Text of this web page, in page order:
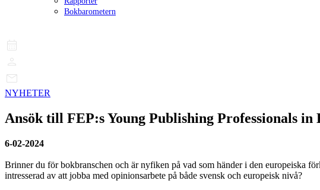
Bokbarometern
NYHETER
Ansök till FEP:s Young Publishing Professionals in
6-02-2024
Brinner du för bokbranschen och är nyfiken på vad som händer i den europeiska
intresserad av att jobba med opinionsarbete på både svensk och europeisk nivå?